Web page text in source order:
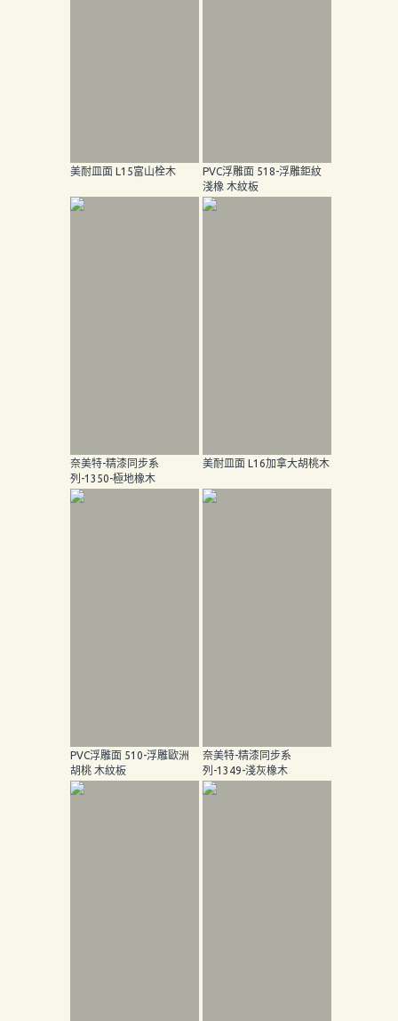
美耐皿面 L15富山栓木
PVC浮雕面 518-浮雕鉅紋
淺橡 木紋板
奈美特-精漆同步系
列-1350-極地橡木
美耐皿面 L16加拿大胡桃木
PVC浮雕面 510-浮雕歐洲
胡桃 木紋板
奈美特-精漆同步系
列-1349-淺灰橡木